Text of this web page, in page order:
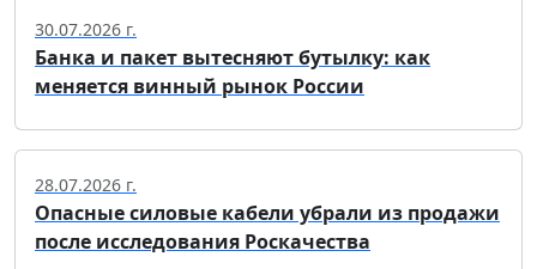
30.07.2026 г.
Банка и пакет вытесняют бутылку: как
меняется винный рынок России
28.07.2026 г.
Опасные силовые кабели убрали из продажи
после исследования Роскачества